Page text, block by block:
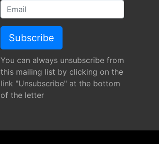
You can always unsubscribe from
this mailing list by clicking on the
link "Unsubscribe" at the bottom
of the letter